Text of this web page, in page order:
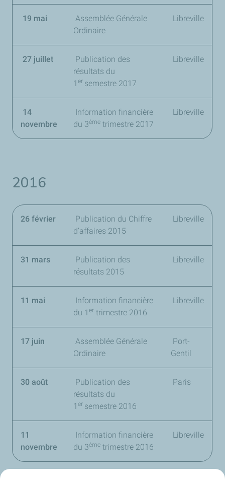
19 mai
Assemblée Générale
Ordinaire
Libreville
27 juillet
Publication des
résultats du
1 er semestre 2017
Libreville
14
novembre
Information financière
du 3ème trimestre 2017
Libreville
2016
26 février
Publication du Chiffre
d’affaires 2015
Libreville
31 mars
Publication des
résultats 2015
Libreville
11 mai
Information financière
du 1 er trimestre 2016
Libreville
17 juin
Assemblée Générale
Ordinaire
Port-
Gentil
30 août
Publication des
résultats du
1 er semestre 2016
Paris
11
novembre
Information financière
du 3ème trimestre 2016
Libreville